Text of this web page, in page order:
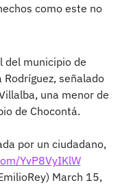
como este no
del municipio de
señalado
una menor de
de Chocontá.
por un ciudadano,
YvP8VyIKlW
March 15,